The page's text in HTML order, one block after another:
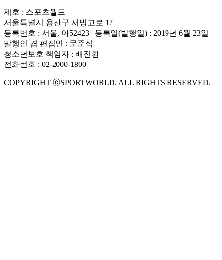
제호 : 스포츠월드
서울특별시 용산구 서빙고로 17
등록번호 : 서울, 아52423 | 등록일(발행일) : 2019년 6월 23일
발행인 겸 편집인 : 문준식
청소년보호 책임자 : 배진환
전화번호 : 02-2000-1800
COPYRIGHT ⓒSPORTWORLD. ALL RIGHTS RESERVED.